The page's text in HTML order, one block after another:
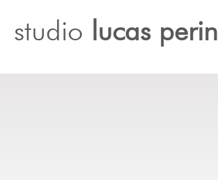
studio lucas perin